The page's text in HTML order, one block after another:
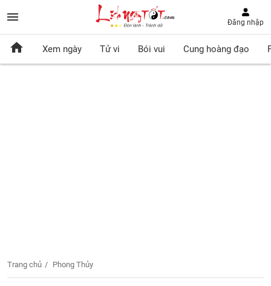
Đăng nhập
Xem ngày Tử vi Bói vui Cung hoàng đạo
Trang chủ Phong Thủy